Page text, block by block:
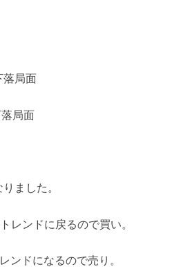
落局面
局面
ました。
レンドに戻るので買い。
ンドになるので売り。